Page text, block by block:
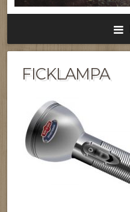
FICKLAMPA